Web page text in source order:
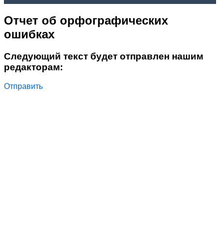
Отчет об орфографических
ошибках
Следующий текст будет отправлен нашим
редакторам:
Отправить